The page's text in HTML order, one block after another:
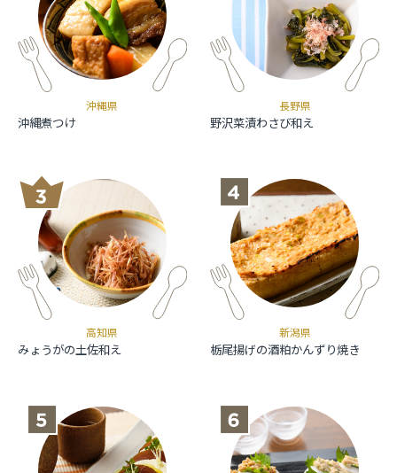
沖縄県
沖縄煮つけ
長野県
野沢菜漬わさび和え
高知県
みょうがの土佐和え
新潟県
栃尾揚げの酒粕かんずり焼き